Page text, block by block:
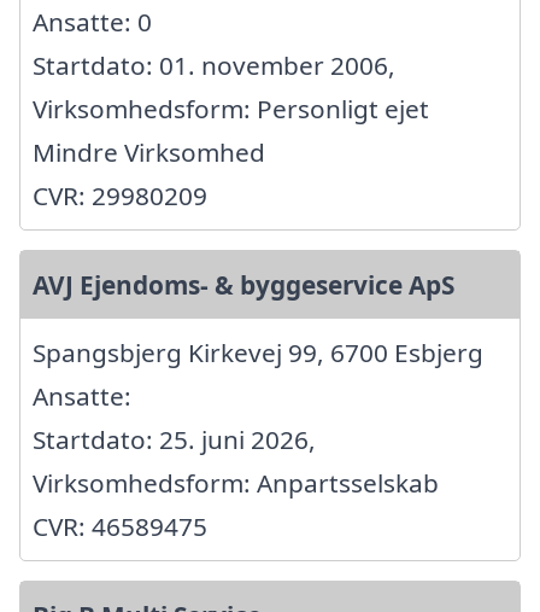
Ansatte: 0
Startdato: 01. november 2006,
Virksomhedsform: Personligt ejet
Mindre Virksomhed
CVR: 29980209
AVJ Ejendoms- & byggeservice ApS
Spangsbjerg Kirkevej 99, 6700 Esbjerg
Ansatte:
Startdato: 25. juni 2026,
Virksomhedsform: Anpartsselskab
CVR: 46589475